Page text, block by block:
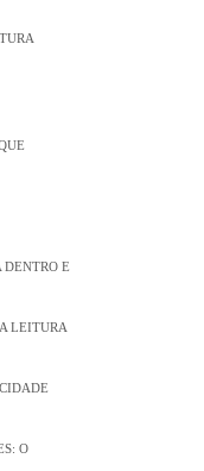
DENTRO E
LEITURA
O